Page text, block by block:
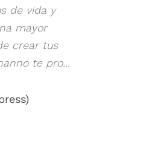
de vida y
mayor
crear tus
te pro...